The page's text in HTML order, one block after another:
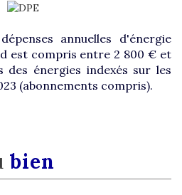
annuelles d'énergie
est compris entre 2 800 € et
énergies indexés sur les
(abonnements compris).
bien